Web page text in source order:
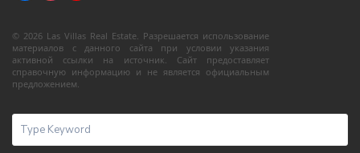
© 2026 Las Villas Real Estate. Разрешается использование
материалов с данного сайта при условии указания
активной ссылки на источник. Сайт предоставляет
справочную информацию и не является официальным
предложением.